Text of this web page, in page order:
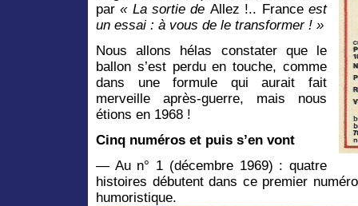
par« La sortie de Allez !.. Franceest
un essai : à vous de le transformer ! »
Nous allons hélas constater que le
ballon s’est perdu en touche, comme
dans une formule qui aurait fait
merveille après-guerre, mais nous
étions en 1968 !
Cinq numéros et puis s’en vont
— Au n° 1 (décembre 1969) : quatre
histoires débutent dans ce premier
humoristique.